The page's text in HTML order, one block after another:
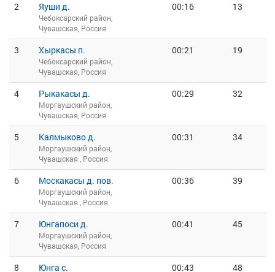
2 Яуши д.
Чебоксарский район,
Чувашская, Россия
00:16 13
3 Хыркасы п.
Чебоксарский район,
Чувашская, Россия
00:21 19
4 Рыкакасы д.
Моргаушский район,
Чувашская, Россия
00:29 32
5 Калмыково д.
Моргаушский район,
Чувашская , Россия
00:31 34
6 Москакасы д. пов.
Моргаушский район,
Чувашская , Россия
00:36 39
7 Юнгапоси д.
Моргаушский район,
Чувашская, Россия
00:41 45
8 Юнга с. 00:43 48